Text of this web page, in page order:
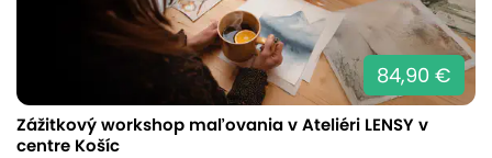
84,90 €
Zážitkový workshop maľovania v Ateliéri LENSY v
centre Košíc